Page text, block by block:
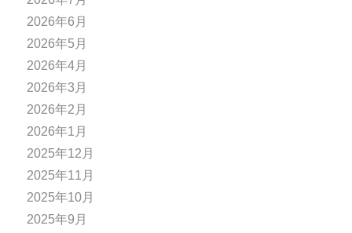
2026年6月
2026年5月
2026年4月
2026年3月
2026年2月
2026年1月
2025年12月
2025年11月
2025年10月
2025年9月